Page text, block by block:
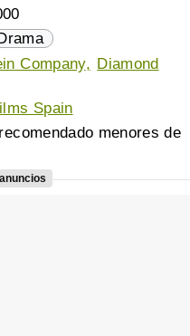
Company
Diamond
Spain
menores de